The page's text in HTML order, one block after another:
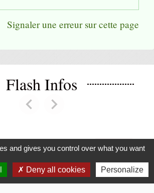
Signaler une erreur sur cette page
Flash Infos
chevron_leftPrevious
chevron_rightNext
Voir tout
La Mairie
and gives you control over what you want
Deny all cookies Personalize